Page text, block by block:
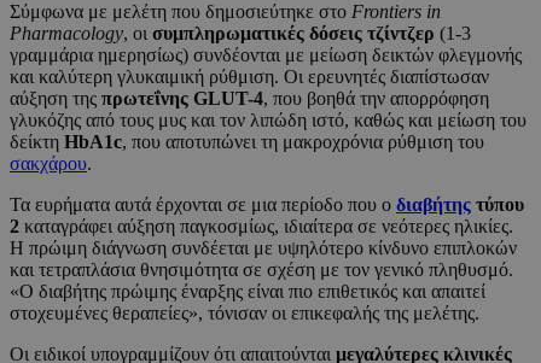
Σύμφωνα με μελέτη που δημοσιεύτηκε στο Frontiers in
Pharmacology, οι συμπληρωματικές δόσεις τζίντζερ (1-3
γραμμάρια ημερησίως) συνδέονται με μείωση δεικτών φλεγμονής
και καλύτερη γλυκαιμική ρύθμιση. Οι ερευνητές διαπίστωσαν
αύξηση της πρωτεΐνης GLUT-4, που βοηθά την απορρόφηση
γλυκόζης από τους μυς και τον λιπώδη ιστό, καθώς και μείωση του
δείκτη HbA1c, που αποτυπώνει τη μακροχρόνια ρύθμιση του
σακχάρου.
Τα ευρήματα αυτά έρχονται σε μια περίοδο που ο διαβήτης τύπου
2 καταγράφει αύξηση παγκοσμίως, ιδιαίτερα σε νεότερες ηλικίες.
Η πρώιμη διάγνωση συνδέεται με υψηλότερο κίνδυνο επιπλοκών
και τετραπλάσια θνησιμότητα σε σχέση με τον γενικό πληθυσμό.
«Ο διαβήτης πρώιμης έναρξης είναι πιο επιθετικός και απαιτεί
στοχευμένες θεραπείες», τόνισαν οι επικεφαλής της μελέτης.
Οι ειδικοί υπογραμμίζουν ότι απαιτούνται μεγαλύτερες κλινικές